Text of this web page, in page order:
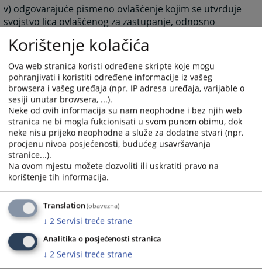
v) odgovarajuće pismeno ovlašćenje kojim se utvrđuje
svojstvo lica ovlašćenog za zastupanje, odnosno
kod notara, uvjerenje nadležnog organa o prebivalištu
države iz koje dolazi domaće ili strano fizičko lice
ovlašćeno za zastupanje, odnosno predstavljanje
subjekta upisa,
g) akt o osnivanju ili akt o izmjeni opštih podataka
značajnih za pravni promet već osnovanog, odnosno
registrovanog poslovnog subjekta upisa kojim se
utvrđuje osnivanje, odnosno izmjena podataka ili drugi
odgovarajući akt,
d) odluka o imenovanju lica za zastupanje u
unutrašnjem i spoljnotrgovinskom prometu, ako takvo
lice nije imenovano aktom o osnivanju i izjavu o
prihvatanju ove dužnosti, na kojima je potpis ovjeren
kod notara,
đ) potvrda banke o izvršenoj uplati na privremeni
račun ili račun poslovnog subjekta o deponovanom,
Korištenje kolačića
Ova web stranica koristi određene skripte koje mogu
pohranjivati i koristiti određene informacije iz vašeg
browsera i vašeg uređaja (npr. IP adresa uređaja, varijable o
sesiji unutar browsera, ...).
Neke od ovih informacija su nam neophodne i bez njih web
stranica ne bi mogla fukcionisati u svom punom obimu, dok
neke nisu prijeko neophodne a služe za dodatne stvari (npr.
procjenu nivoa posjećenosti, budućeg usavršavanja
stranice...).
Na ovom mjestu možete dozvoliti ili uskratiti pravo na
korištenje tih informacija.
Translation(obavezna)
↓ 2 Servisi treće strane
Analitika o posjećenosti stranica
↓ 2 Servisi treće strane